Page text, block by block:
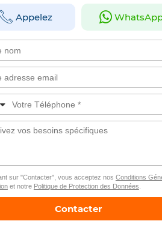
Appelez
sur "Contacter", vous acceptez nos Conditions
et notre Politique de Protection des Données
Contacter